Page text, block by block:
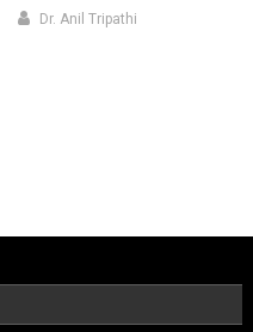
Dr. Anil Tripathi